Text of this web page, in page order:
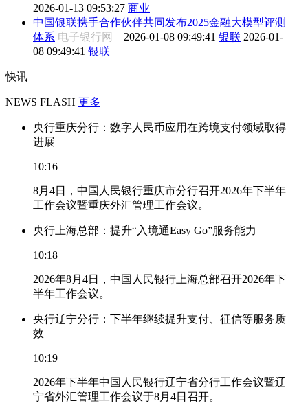
2026-01-13 09:53:27 商业
中国银联携手合作伙伴共同发布2025金融大模型评测
体系 电子银行网 2026-01-08 09:49:41 银联 2026-01-
08 09:49:41 银联
快讯
NEWS FLASH 更多
央行重庆分行：数字人民币应用在跨境支付领域取得
进展
10:16
8月4日，中国人民银行重庆市分行召开2026年下半年
工作会议暨重庆外汇管理工作会议。
央行上海总部：提升“入境通Easy Go”服务能力
10:18
2026年8月4日，中国人民银行上海总部召开2026年下
半年工作会议。
央行辽宁分行：下半年继续提升支付、征信等服务质
效
10:19
2026年下半年中国人民银行辽宁省分行工作会议暨辽
宁省外汇管理工作会议于8月4日召开。